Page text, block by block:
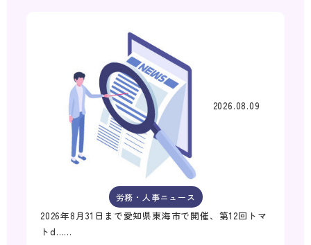
2026.08.09
労務・人事ニュース
2026年8月31日まで愛知県東海市で開催、第12回トマ
トd……